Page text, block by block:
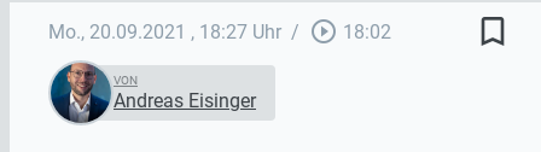
Mo., 20.09.2021 , 18:27 Uhr / play_circle_outline 18:02 bookmark_border
VON
Andreas Eisinger